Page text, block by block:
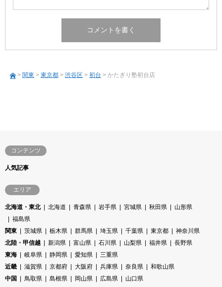
> 関東 > 東京都 > 渋谷区 > 初台 > かたぎり塾初台店
コンテンツ
人気記事
エリア
北海道・東北 北海道 青森県 岩手県 宮城県 秋田県
山形県
福島県
関東
茨城県 栃木県 群馬県 埼玉県 千葉県 東京都
神奈川県
北陸・甲信越
新潟県 富山県 石川県 山梨県 福井県
長野県
東海
岐阜県 静岡県 愛知県
三重県
近畿
滋賀県 京都府 大阪府 兵庫県 奈良県
和歌山県
中国
鳥取県 島根県 岡山県 広島県
山口県